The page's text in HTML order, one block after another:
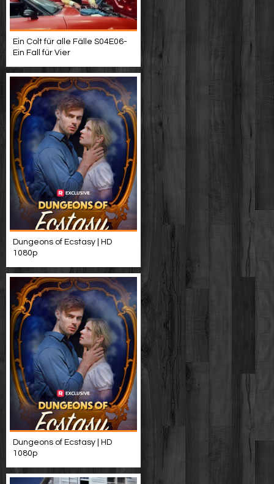
Ein Colt für alle Fälle S04E06-
Ein Fall für Vier
Dungeons of Ecstasy | HD
1080p
Dungeons of Ecstasy | HD
1080p